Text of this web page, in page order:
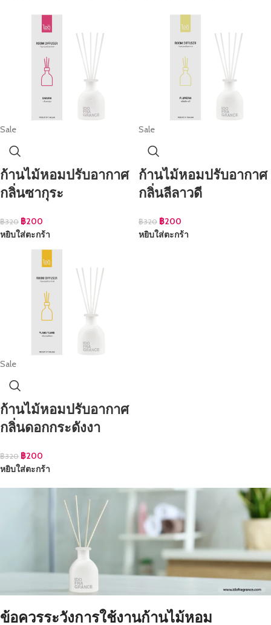
Sale
ก้านไม้หอมปรับอากาศ
กลิ่นซากุระ
฿320 ฿200
หยิบใส่ตะกร้า
Sale
ก้านไม้หอมปรับอากาศ
กลิ่นลีลาวดี
฿320 ฿200
หยิบใส่ตะกร้า
Sale
ก้านไม้หอมปรับอากาศ
กลิ่นดอกกระดังงา
฿320 ฿200
หยิบใส่ตะกร้า
ข้อควรระวังการใช้งานก้านไม้หอม